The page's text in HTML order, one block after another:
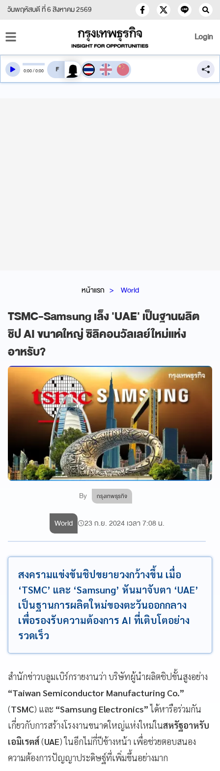
วันพฤหัสบดี ที่ 6 สิงหาคม 2569
Login
หน้าแรก World
TSMC-Samsung เล็ง 'UAE' เป็นฐานผลิต
ชิป AI ขนาดใหญ่ ซิลิคอนวัลเลย์ใหม่แห่ง
อาหรับ?
By กรุงเทพธุรกิจ
0:00/0:00 สลับเสียงอ่าน
World 23 ก.ย. 2024 เวลา 7:08 น.
สงครามแข่งขันชิปขยายวงกว้างขึ้น เมื่อ
‘TSMC’ และ ‘Samsung’ หันมาจับตา ‘UAE’
เป็นฐานการผลิตใหม่ของตะวันออกกลาง
เพื่อรองรับความต้องการ AI ที่เติบโตอย่าง
รวดเร็ว
สำนักข่าวบลูมเบิร์กรายงานว่า บริษัทผู้นำผลิตชิปขั้นสูงอย่าง
“Taiwan Semiconductor Manufacturing Co.”
(TSMC) และ “Samsung Electronics”ได้หารือร่วมกัน
เกี่ยวกับการสร้างโรงงานขนาดใหญ่แห่งใหม่ในสหรัฐอาหรับ
เอมิเรตส์(UAE) ในอีกไม่กี่ปีข้างหน้า เพื่อช่วยตอบสนอง
ความต้องการปัญญาประดิษฐ์ที่เพิ่มขึ้นอย่างมาก